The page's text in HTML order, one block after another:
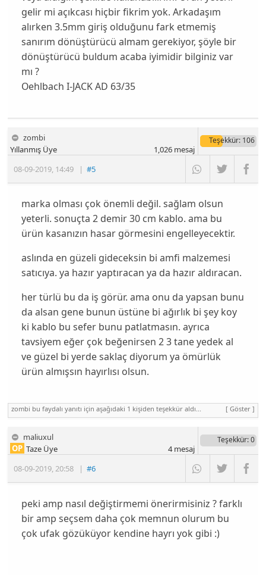
gelir mi açıkcası hiçbir fikrim yok. Arkadaşım
alırken 3.5mm giriş olduğunu fark etmemiş
sanırım dönüştürücü almam gerekiyor, şöyle bir
dönüştürücü buldum acaba iyimidir bilginiz var
mı ?
Oehlbach I-JACK AD 63/35
zombi
08-09-2019, 14:49 |#5
Yıllanmış Üye
Teşekkür: 106
1,026mesaj
marka olması çok önemli değil. sağlam olsun
yeterli. sonuçta 2 demir 30 cm kablo. ama bu
ürün kasanızın hasar görmesini engelleyecektir.
aslında en güzeli gideceksin bi amfi malzemesi
satıcıya. ya hazır yaptıracan ya da hazır aldıracan.
her türlü bu da iş görür. ama onu da yapsan bunu
da alsan gene bunun üstüne bi ağırlık bi şey koy
ki kablo bu sefer bunu patlatmasın. ayrıca
tavsiyem eğer çok beğenirsen 2 3 tane yedek al
ve güzel bi yerde saklaç diyorum ya ömürlük
ürün almışsın hayırlısı olsun.
zombi bu faydalı yanıtı için aşağıdaki 1 kişiden teşekkür aldı... [ Göster ]
maliuxul
08-09-2019,20:58 |#6
OP Taze Üye
Teşekkür: 0
4mesaj
peki amp nasıl değiştirmemi önerirmisiniz ? farklı
bir amp seçsem daha çok memnun olurum bu
çok ufak gözüküyor kendine hayrı yok gibi :)